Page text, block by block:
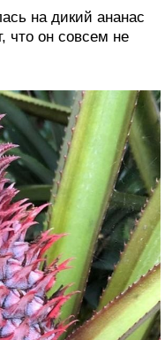
на дикий ананас
что он совсем не